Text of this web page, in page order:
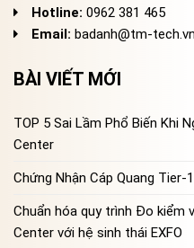
Hotline: 0962 381 465
Email: badanh@tm-tech.vn
BÀI VIẾT MỚI
TOP 5 Sai Lầm Phổ Biến Khi
Center
Chứng Nhận Cáp Quang Tier-
Chuẩn hóa quy trình Đo kiểm
Center với hệ sinh thái EXFO